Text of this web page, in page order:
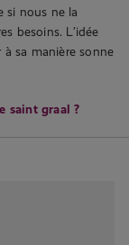
si nous ne la
besoins. L’idée
sa manière sonne
saint graal ?